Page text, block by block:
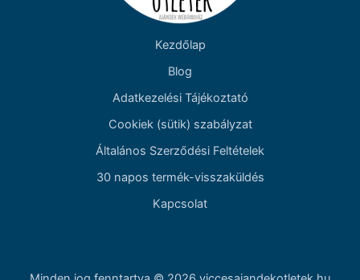
Kezdőlap
Blog
Adatkezelési Tájékoztató
Cookiek (sütik) szabályzat
Általános Szerződési Feltételek
30 napos termék-visszaküldés
Kapcsolat